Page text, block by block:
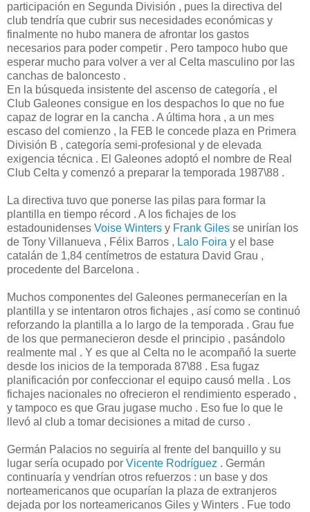
participación en Segunda División , pues la directiva del
club tendría que cubrir sus necesidades económicas y
finalmente no hubo manera de afrontar los gastos
necesarios para poder competir . Pero tampoco hubo que
esperar mucho para volver a ver al Celta masculino por las
canchas de baloncesto .
En la búsqueda insistente del ascenso de categoría , el
Club Galeones consigue en los despachos lo que no fue
capaz de lograr en la cancha . A última hora , a un mes
escaso del comienzo , la FEB le concede plaza en Primera
División B , categoría semi-profesional y de elevada
exigencia técnica . El Galeones adoptó el nombre de Real
Club Celta y comenzó a preparar la temporada 1987\88 .
La directiva tuvo que ponerse las pilas para formar la
plantilla en tiempo récord . A los fichajes de los
estadounidenses Voise Winters y Frank Giles se unirían los
de Tony Villanueva , Félix Barros , Lalo Foira y el base
catalán de 1,84 centímetros de estatura David Grau ,
procedente del Barcelona .
Muchos componentes del Galeones permanecerían en la
plantilla y se intentaron otros fichajes , así como se continuó
reforzando la plantilla a lo largo de la temporada . Grau fue
de los que permanecieron desde el principio , pasándolo
realmente mal . Y es que al Celta no le acompañó la suerte
desde los inicios de la temporada 87\88 . Esa fugaz
planificación por confeccionar el equipo causó mella . Los
fichajes nacionales no ofrecieron el rendimiento esperado ,
y tampoco es que Grau jugase mucho . Eso fue lo que le
llevó al club a tomar decisiones a mitad de curso .
Germán Palacios no seguiría al frente del banquillo y su
lugar sería ocupado por Vicente Rodríguez . Germán
continuaría y vendrían otros refuerzos : un base y dos
norteamericanos que ocuparían la plaza de extranjeros
dejada por los norteamericanos Giles y Winters . Fue todo